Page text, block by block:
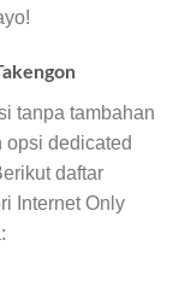
tanpa tambahan
opsi dedicated
daftar
Internet Only